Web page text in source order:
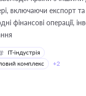
включаючи експорт та
фінансові операції,
IT-індустрія
комплекс
+2